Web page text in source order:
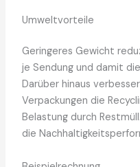
Umweltvorteile
Geringeres Gewicht
je Sendung und damit
Darüber hinaus
Verpackungen die
Belastung durch
die